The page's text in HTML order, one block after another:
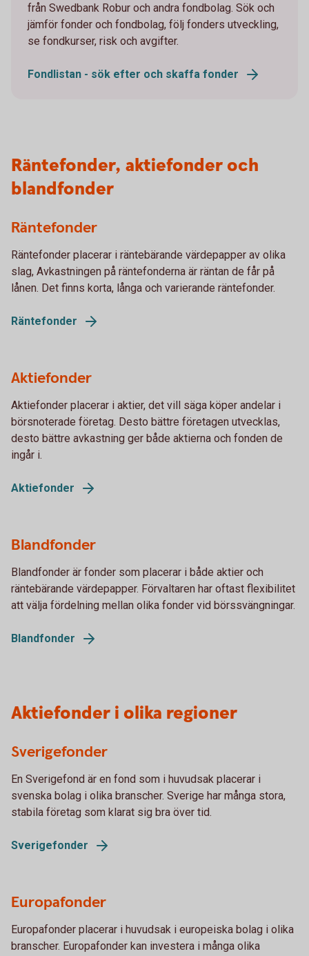
från Swedbank Robur och andra fondbolag. Sök och
jämför fonder och fondbolag, följ fonders utveckling,
se fondkurser, risk och avgifter.
Fondlistan - sök efter och skaffa fonder
Räntefonder, aktiefonder och
blandfonder
Räntefonder
Räntefonder placerar i räntebärande värdepapper av olika
slag, Avkastningen på räntefonderna är räntan de får på
lånen. Det finns korta, långa och varierande räntefonder.
Räntefonder
Aktiefonder
Aktiefonder placerar i aktier, det vill säga köper andelar i
börsnoterade företag. Desto bättre företagen utvecklas,
desto bättre avkastning ger både aktierna och fonden de
ingår i.
Aktiefonder
Blandfonder
Blandfonder är fonder som placerar i både aktier och
räntebärande värdepapper. Förvaltaren har oftast flexibilitet
att välja fördelning mellan olika fonder vid börssvängningar.
Blandfonder
Aktiefonder i olika regioner
Sverigefonder
En Sverigefond är en fond som i huvudsak placerar i
svenska bolag i olika branscher. Sverige har många stora,
stabila företag som klarat sig bra över tid.
Sverigefonder
Europafonder
Europafonder placerar i huvudsak i europeiska bolag i olika
branscher. Europafonder kan investera i många olika